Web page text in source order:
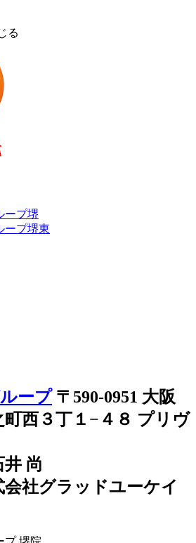
〒590-0951 大阪
町西３丁１−４８ プリヴ
尚
社グラッドユーケイ